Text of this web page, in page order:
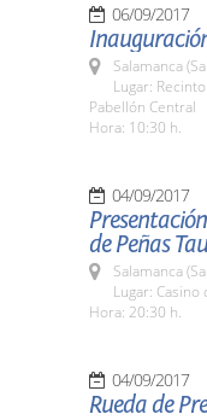
06/09/2017
Salamanca
Lugar:
Pabellón Central
Hora: 10:30 h.
04/09/2017
de Peñas
Salamanca
Lugar: Casino
Hora: 20:30 h.
04/09/2017
Rueda de